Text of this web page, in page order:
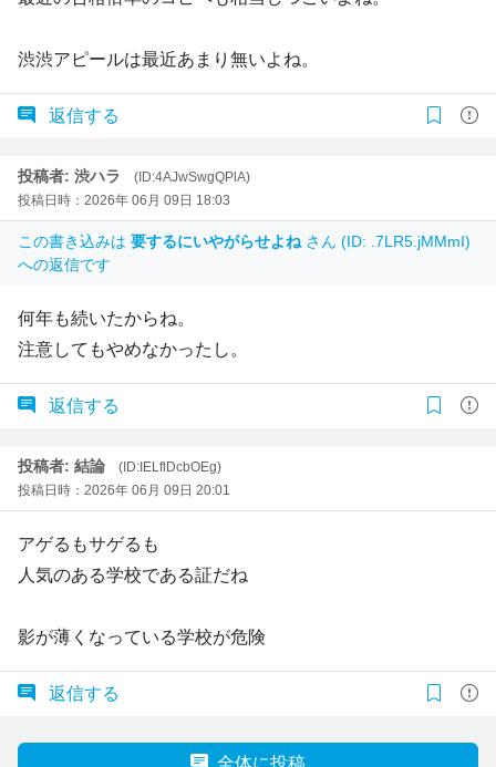
渋渋アピールは最近あまり無いよね。
返信する
投稿者: 渋ハラ
(ID:4AJwSwgQPlA)
投稿日時：2026年 06月 09日 18:03
この書き込みは 要するにいやがらせよね さん (ID: .7LR5.jMMmI)
への返信です
何年も続いたからね。
注意してもやめなかったし。
返信する
投稿者: 結論
(ID:IELflDcbOEg)
投稿日時：2026年 06月 09日 20:01
アゲるもサゲるも
人気のある学校である証だね
影が薄くなっている学校が危険
返信する
全体に投稿